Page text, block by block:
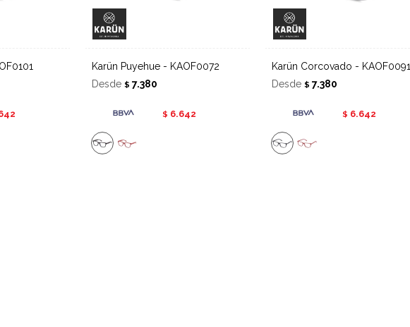
Karün Puyehue - KAOF0072
Desde $ 7.380
$ 6.642
Karün Corcovado - KAOF0091
Desde$ 7.380
$ 6.642